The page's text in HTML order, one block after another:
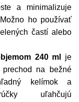
a minimalizuje
ho používať
častí alebo
240 ml
je
na bežné
kelímok a
uľahčujú